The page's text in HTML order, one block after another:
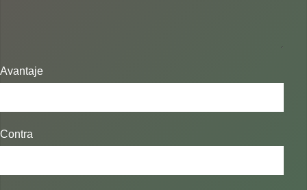
Avantaje
Contra